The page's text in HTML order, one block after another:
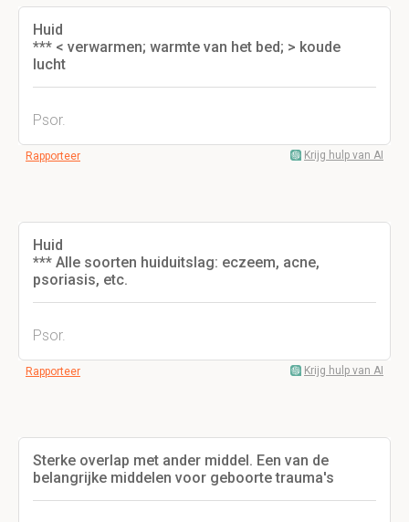
Huid
*** < verwarmen; warmte van het bed; > koude
lucht
Psor.
Rapporteer Krijg hulp van AI
Huid
*** Alle soorten huiduitslag: eczeem, acne,
psoriasis, etc.
Psor.
Rapporteer Krijg hulp van AI
Sterke overlap met ander middel. Een van de
belangrijke middelen voor geboorte trauma's